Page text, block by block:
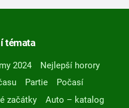
témata
2024
Nejlepší horory
Partie
Počasí
začátky
Auto – katalog